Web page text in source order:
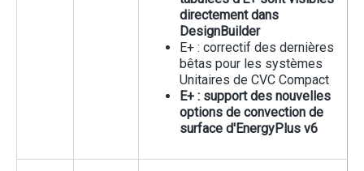
directement dans
DesignBuilder
E+ : correctif des dernières
bêtas pour les systèmes
Unitaires de CVC Compact
E+ : support des nouvelles
options de convection de
surface d'EnergyPlus v6